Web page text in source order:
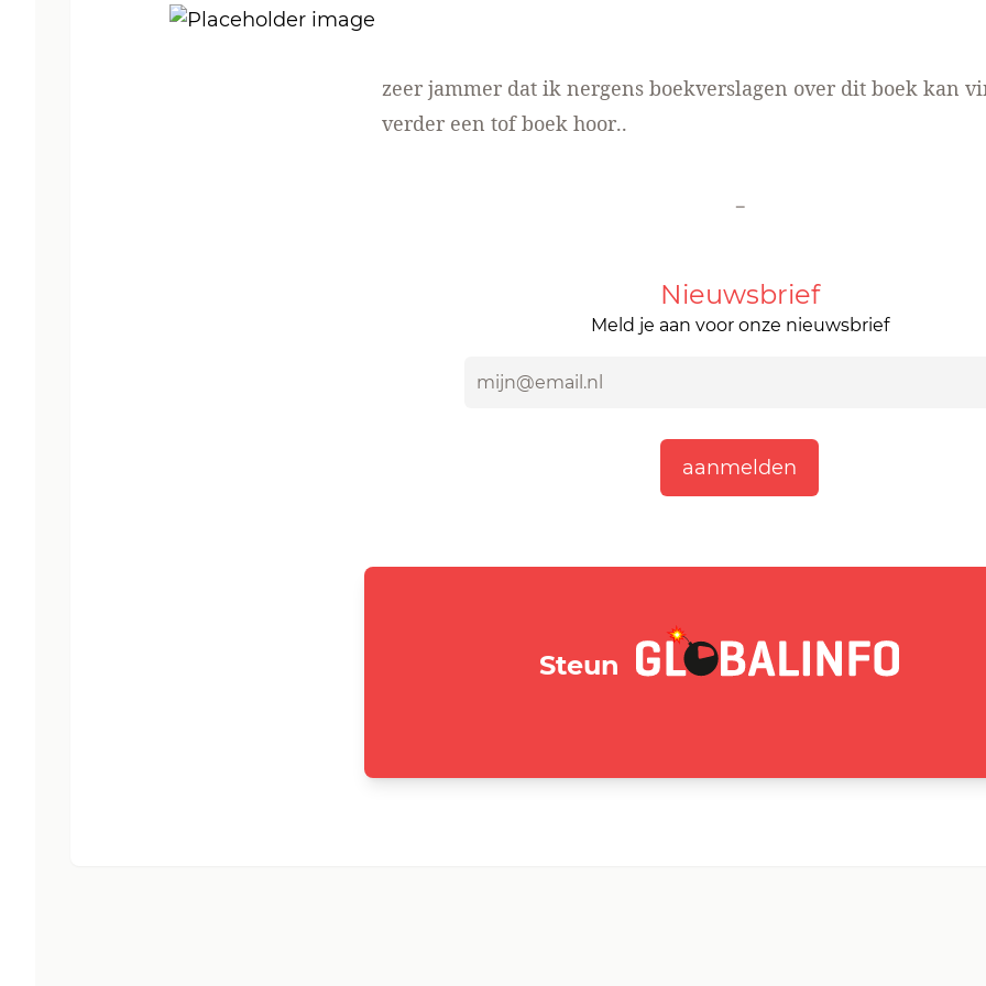
zeer jammer dat ik nergens boekverslagen over dit boek kan
verder een tof boek hoor..
-
Nieuwsbrief
Meld je aan voor onze nieuwsbrief
Steun GLOBALINFO.nl